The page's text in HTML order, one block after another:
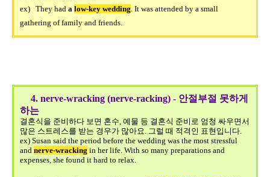
ex) They had a low-key wedding. It was attended by a small
gathering of family and friends.
4. nerve-wracking (nerve-racking) - 안절부절 못하게
하는
결혼식을 준비하다 보면 혼수, 예물 등 결혼식 준비로 엄청 싸우면서
많은 스트레스를 받는 경우가 많아요. 그럴 때 적격인 표현입니다.
ex) Susan said the period before the wedding was the most stressful
and nerve-wracking in her life. With so many preparations and
expenses, she found it hard to relax.